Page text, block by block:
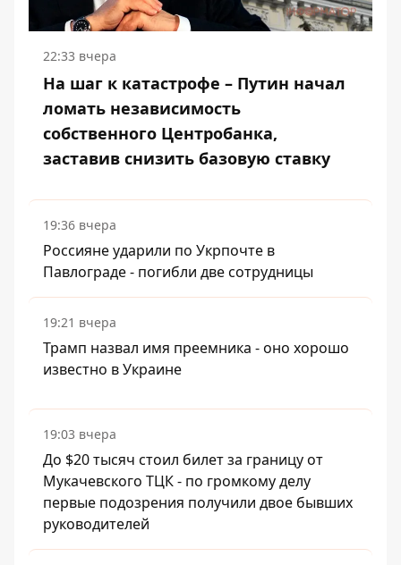
22:33 вчера
На шаг к катастрофе – Путин начал
ломать независимость
собственного Центробанка,
заставив снизить базовую ставку
19:36 вчера
Россияне ударили по Укрпочте в
Павлограде - погибли две сотрудницы
19:21 вчера
Трамп назвал имя преемника - оно хорошо
известно в Украине
19:03 вчера
До $20 тысяч стоил билет за границу от
Мукачевского ТЦК - по громкому делу
первые подозрения получили двое бывших
руководителей